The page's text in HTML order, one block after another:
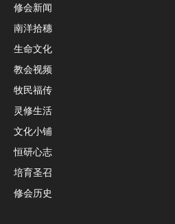
修会新闻
南洋拾穗
生命文化
教会视频
牧民福传
灵修生活
文化小铺
恒研心志
培育圣召
修会历史